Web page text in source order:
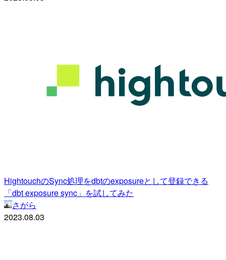
HightouchのSync処理をdbtのexposureとして登録できる
「dbt exposure sync」を試してみた
さがら
2023.08.03